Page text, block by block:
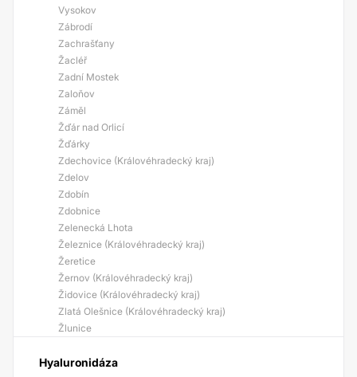
Vysokov
Zábrodí
Zachrašťany
Žacléř
Zadní Mostek
Zaloňov
Záměl
Žďár nad Orlicí
Žďárky
Zdechovice (Královéhradecký kraj)
Zdelov
Zdobín
Zdobnice
Zelenecká Lhota
Železnice (Královéhradecký kraj)
Žeretice
Žernov (Královéhradecký kraj)
Židovice (Královéhradecký kraj)
Zlatá Olešnice (Královéhradecký kraj)
Žlunice
Hyaluronidáza